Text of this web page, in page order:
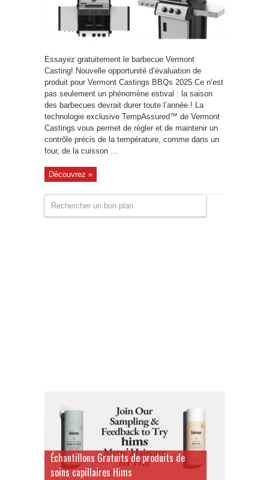
Essayez gratuitement le barbecue Vermont
Casting! Nouvelle opportunité d’évaluation de
produit pour Vermont Castings BBQs 2025 Ce n’est
pas seulement un phénomène estival : la saison
des barbecues devrait durer toute l’année ! La
technologie exclusive TempAssured™ de Vermont
Castings vous permet de régler et de maintenir un
contrôle précis de la température, comme dans un
four, de la cuisson ...
Découvrez »
Échantillons Gratuits de produits de
soins capillaires Hims